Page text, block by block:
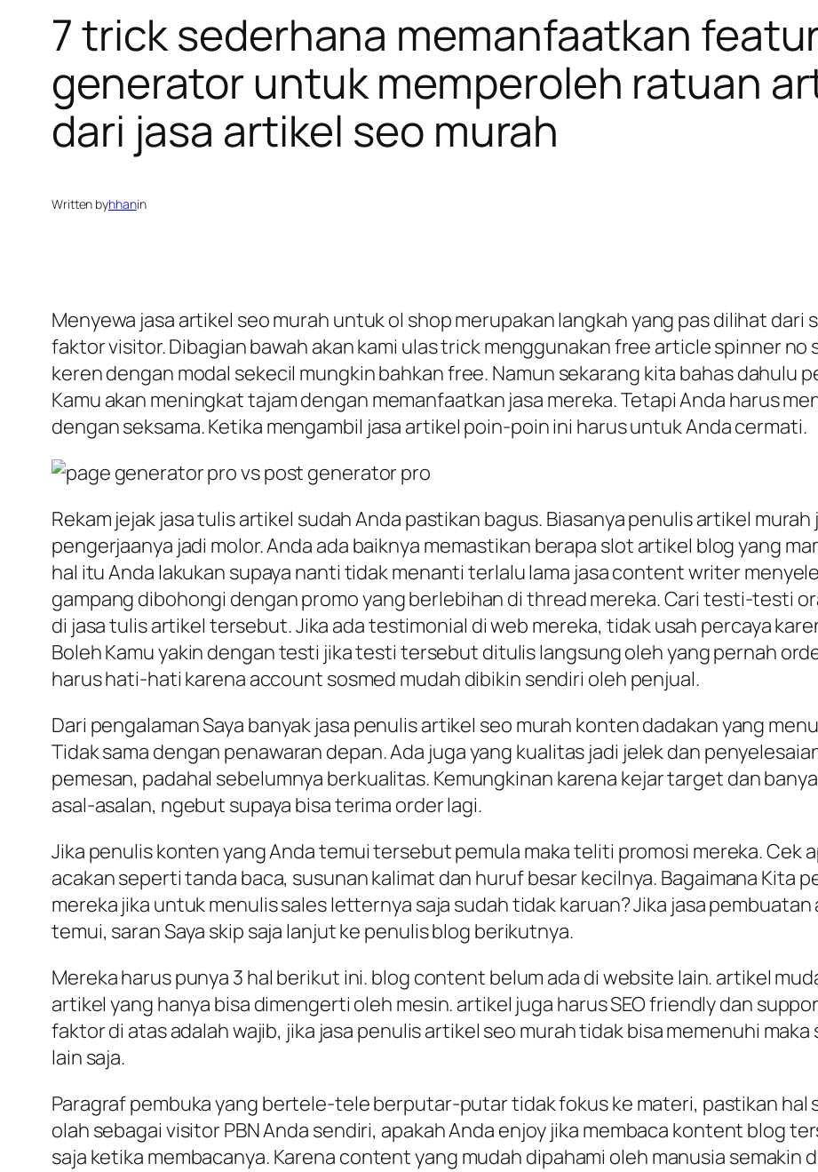
7 trick sederhana memanfaatkan
generator untuk memperoleh ratuan
dari jasa artikel seo murah
Written byhhanin
Menyewa jasa artikel seo murah untuk ol shop merupakan langkah yang pas dilihat
faktor visitor. Dibagian bawah akan kami ulas trick menggunakan free article spinner
keren dengan modal sekecil mungkin bahkan free. Namun sekarang kita bahas dahulu
Kamu akan meningkat tajam dengan memanfaatkan jasa mereka. Tetapi Anda harus
dengan seksama. Ketika mengambil jasa artikel poin-poin ini harus untuk Anda cermati.
Rekam jejak jasa tulis artikel sudah Anda pastikan bagus. Biasanya penulis artikel
pengerjaanya jadi molor. Anda ada baiknya memastikan berapa slot artikel blog yang
hal itu Anda lakukan supaya nanti tidak menanti terlalu lama jasa content writer
gampang dibohongi dengan promo yang berlebihan di thread mereka. Cari testi-testi
di jasa tulis artikel tersebut. Jika ada testimonial di web mereka, tidak usah percaya
Boleh Kamu yakin dengan testi jika testi tersebut ditulis langsung oleh yang pernah
harus hati-hati karena account sosmed mudah dibikin sendiri oleh penjual.
Dari pengalaman Saya banyak jasa penulis artikel seo murah konten dadakan yang
Tidak sama dengan penawaran depan. Ada juga yang kualitas jadi jelek dan
pemesan, padahal sebelumnya berkualitas. Kemungkinan karena kejar target dan
asal-asalan, ngebut supaya bisa terima order lagi.
Jika penulis konten yang Anda temui tersebut pemula maka teliti promosi mereka. Cek
acakan seperti tanda baca, susunan kalimat dan huruf besar kecilnya. Bagaimana Kita
mereka jika untuk menulis sales letternya saja sudah tidak karuan? Jika jasa
temui, saran Saya skip saja lanjut ke penulis blog berikutnya.
Mereka harus punya 3 hal berikut ini. blog content belum ada di website lain. artikel
artikel yang hanya bisa dimengerti oleh mesin. artikel juga harus SEO friendly dan
faktor di atas adalah wajib, jika jasa penulis artikel seo murah tidak bisa memenuhi
lain saja.
Paragraf pembuka yang bertele-tele berputar-putar tidak fokus ke materi, pastikan hal
olah sebagai visitor PBN Anda sendiri, apakah Anda enjoy jika membaca kontent blog
saja ketika membacanya. Karena content yang mudah dipahami oleh manusia semakin